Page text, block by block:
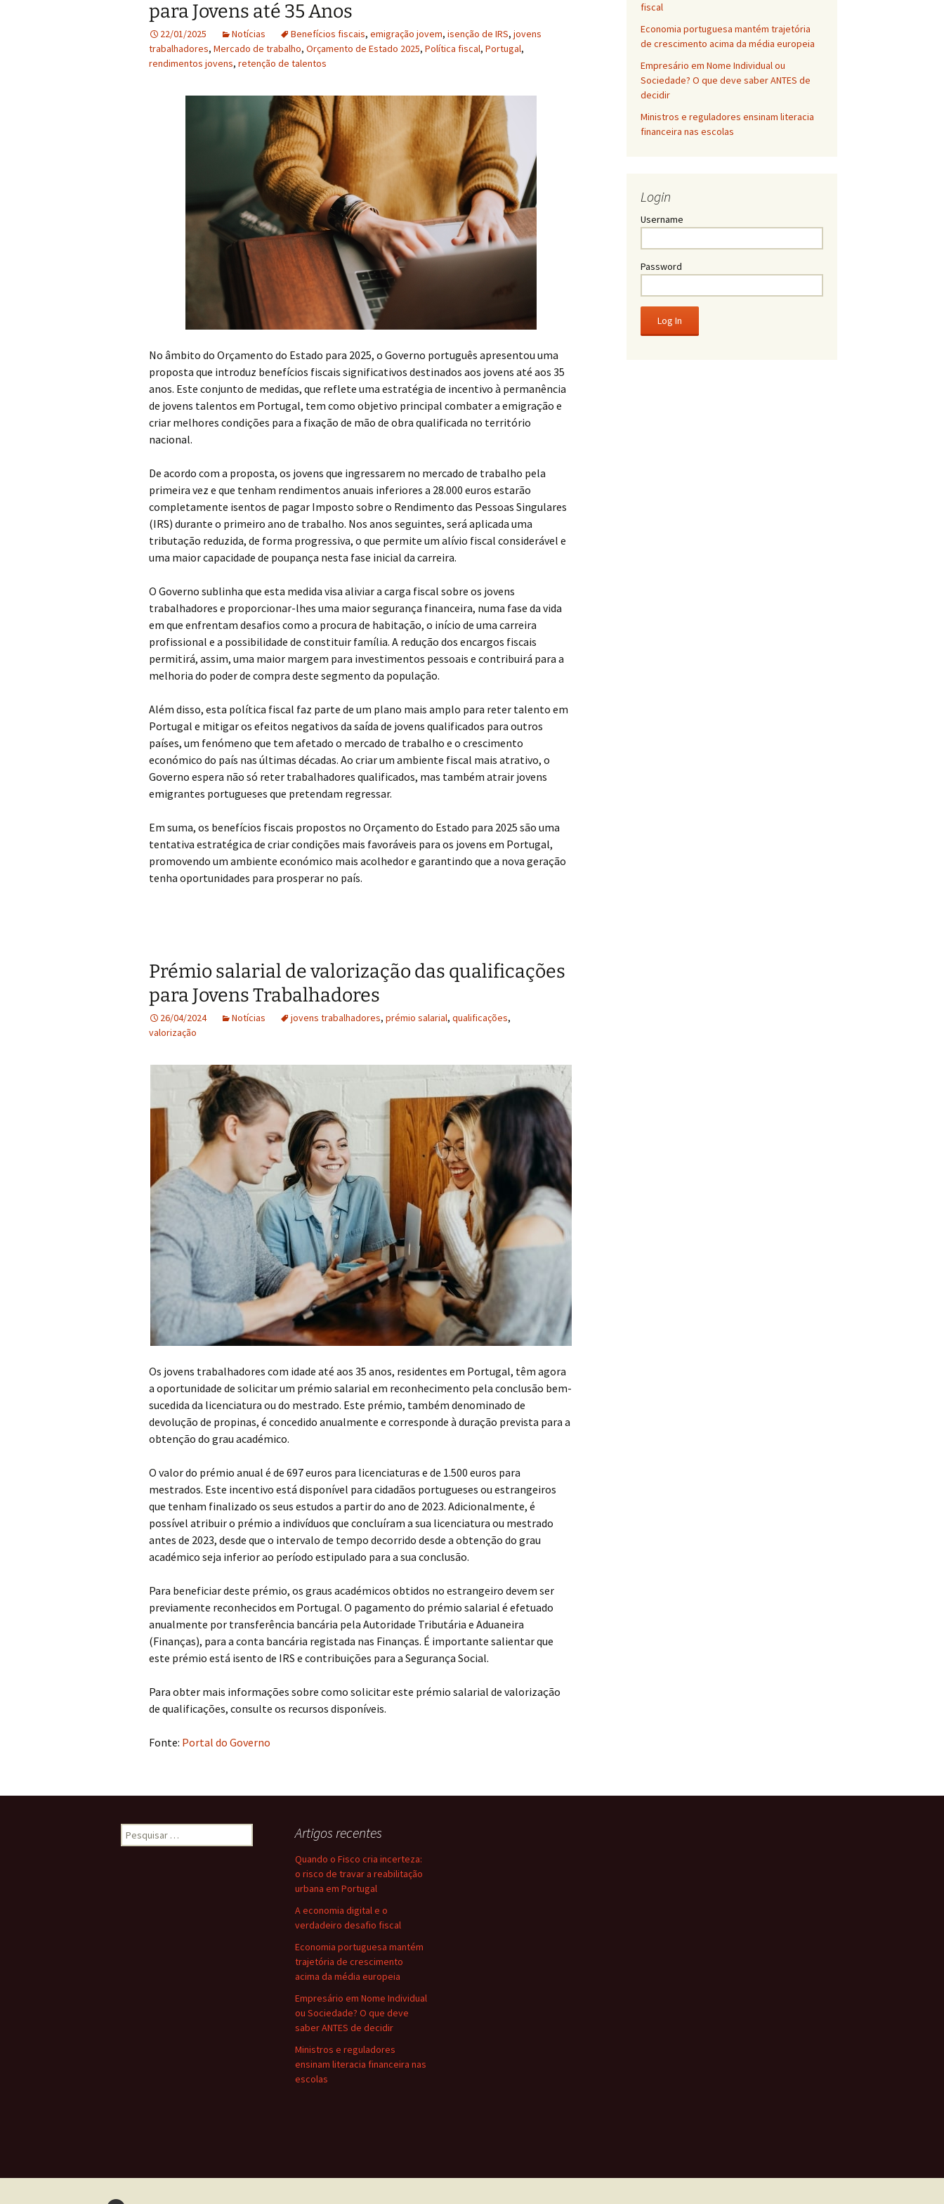
para Jovens até 35 Anos
22/01/2025 Notícias Benefícios fiscais, emigração jovem, isenção de IRS, jovens
trabalhadores, Mercado de trabalho, Orçamento de Estado 2025, Política fiscal, Portugal,
rendimentos jovens, retenção de talentos
No âmbito do Orçamento do Estado para 2025, o Governo português apresentou uma
proposta que introduz benefícios fiscais significativos destinados aos jovens até aos 35
anos. Este conjunto de medidas, que reflete uma estratégia de incentivo à permanência
de jovens talentos em Portugal, tem como objetivo principal combater a emigração e
criar melhores condições para a fixação de mão de obra qualificada no território
nacional.
De acordo com a proposta, os jovens que ingressarem no mercado de trabalho pela
primeira vez e que tenham rendimentos anuais inferiores a 28.000 euros estarão
completamente isentos de pagar Imposto sobre o Rendimento das Pessoas Singulares
(IRS) durante o primeiro ano de trabalho. Nos anos seguintes, será aplicada uma
tributação reduzida, de forma progressiva, o que permite um alívio fiscal considerável e
uma maior capacidade de poupança nesta fase inicial da carreira.
O Governo sublinha que esta medida visa aliviar a carga fiscal sobre os jovens
trabalhadores e proporcionar-lhes uma maior segurança financeira, numa fase da vida
em que enfrentam desafios como a procura de habitação, o início de uma carreira
profissional e a possibilidade de constituir família. A redução dos encargos fiscais
permitirá, assim, uma maior margem para investimentos pessoais e contribuirá para a
melhoria do poder de compra deste segmento da população.
Além disso, esta política fiscal faz parte de um plano mais amplo para reter talento em
Portugal e mitigar os efeitos negativos da saída de jovens qualificados para outros
países, um fenómeno que tem afetado o mercado de trabalho e o crescimento
económico do país nas últimas décadas. Ao criar um ambiente fiscal mais atrativo, o
Governo espera não só reter trabalhadores qualificados, mas também atrair jovens
emigrantes portugueses que pretendam regressar.
Em suma, os benefícios fiscais propostos no Orçamento do Estado para 2025 são uma
tentativa estratégica de criar condições mais favoráveis para os jovens em Portugal,
promovendo um ambiente económico mais acolhedor e garantindo que a nova geração
tenha oportunidades para prosperar no país.
Prémio salarial de valorização das qualificações
para Jovens Trabalhadores
26/04/2024 Notícias jovens trabalhadores, prémio salarial, qualificações,
valorização
Os jovens trabalhadores com idade até aos 35 anos, residentes em Portugal, têm agora
a oportunidade de solicitar um prémio salarial em reconhecimento pela conclusão bem-
sucedida da licenciatura ou do mestrado. Este prémio, também denominado de
devolução de propinas, é concedido anualmente e corresponde à duração prevista para a
obtenção do grau académico.
O valor do prémio anual é de 697 euros para licenciaturas e de 1.500 euros para
mestrados. Este incentivo está disponível para cidadãos portugueses ou estrangeiros
que tenham finalizado os seus estudos a partir do ano de 2023. Adicionalmente, é
possível atribuir o prémio a indivíduos que concluíram a sua licenciatura ou mestrado
antes de 2023, desde que o intervalo de tempo decorrido desde a obtenção do grau
académico seja inferior ao período estipulado para a sua conclusão.
Para beneficiar deste prémio, os graus académicos obtidos no estrangeiro devem ser
previamente reconhecidos em Portugal. O pagamento do prémio salarial é efetuado
anualmente por transferência bancária pela Autoridade Tributária e Aduaneira
(Finanças), para a conta bancária registada nas Finanças. É importante salientar que
este prémio está isento de IRS e contribuições para a Segurança Social.
Para obter mais informações sobre como solicitar este prémio salarial de valorização
de qualificações, consulte os recursos disponíveis.
Fonte: Portal do Governo
fiscal
Economia portuguesa mantém trajetória
de crescimento acima da média europeia
Empresário em Nome Individual ou
Sociedade? O que deve saber ANTES de
decidir
Ministros e reguladores ensinam literacia
financeira nas escolas
Login
Username
Password
Pesquisar
por:
Artigos recentes
Quando o Fisco cria incerteza:
o risco de travar a reabilitação
urbana em Portugal
A economia digital e o
verdadeiro desafio fiscal
Economia portuguesa mantém
trajetória de crescimento
acima da média europeia
Empresário em Nome Individual
ou Sociedade? O que deve
saber ANTES de decidir
Ministros e reguladores
ensinam literacia financeira nas
escolas